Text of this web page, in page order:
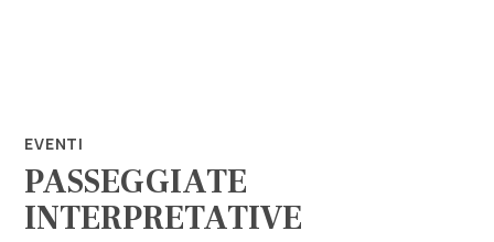
Info
EVENTI
PASSEGGIATE
INTERPRETATIVE